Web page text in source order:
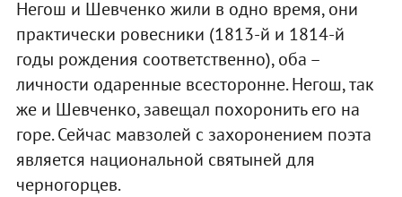
Негош и Шевченко жили в одно время, они
практически ровесники (1813-й и 1814-й
годы рождения соответственно), оба –
личности одаренные всесторонне. Негош, так
же и Шевченко, завещал похоронить его на
горе. Сейчас мавзолей с захоронением поэта
является национальной святыней для
черногорцев.